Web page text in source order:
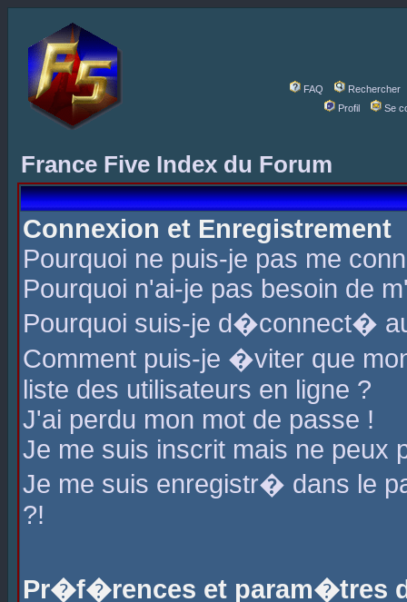
FAQ
Rechercher
Profil
Se
France Five Index du Forum
Connexion et Enregistrement
Pourquoi ne puis-je pas me
Pourquoi n'ai-je pas besoin de
Pourquoi suis-je d�connect�
Comment puis-je �viter que
liste des utilisateurs en ligne ?
J'ai perdu mon mot de passe !
Je me suis inscrit mais ne peux
Je me suis enregistr� dans le
?!
Pr�f�rences et param�tres